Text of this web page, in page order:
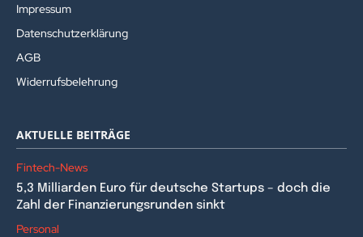
Impressum
Datenschutzerklärung
AGB
Widerrufsbelehrung
AKTUELLE BEITRÄGE
Fintech-News
5,3 Milliarden Euro für deutsche Startups – doch die
Zahl der Finanzierungsrunden sinkt
Personal